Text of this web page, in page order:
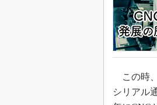
この時
シリアル